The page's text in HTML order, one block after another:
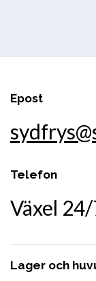
Epost
Telefon
Växel
Lager och